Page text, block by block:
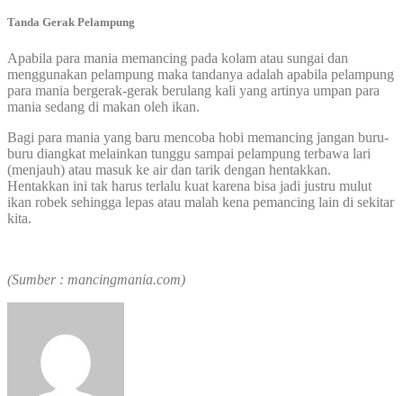
Tanda Gerak Pelampung
Apabila para mania memancing pada kolam atau sungai dan
menggunakan pelampung maka tandanya adalah apabila pelampung
para mania bergerak-gerak berulang kali yang artinya umpan para
mania sedang di makan oleh ikan.
Bagi para mania yang baru mencoba hobi memancing jangan buru-
buru diangkat melainkan tunggu sampai pelampung terbawa lari
(menjauh) atau masuk ke air dan tarik dengan hentakkan.
Hentakkan ini tak harus terlalu kuat karena bisa jadi justru mulut
ikan robek sehingga lepas atau malah kena pemancing lain di sekitar
kita.
(Sumber : mancingmania.com)